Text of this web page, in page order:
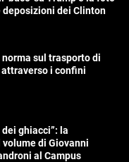
deposizioni dei Clinton
norma sul trasporto di
i confini
ghiacci”: la
di Giovanni
al Campus